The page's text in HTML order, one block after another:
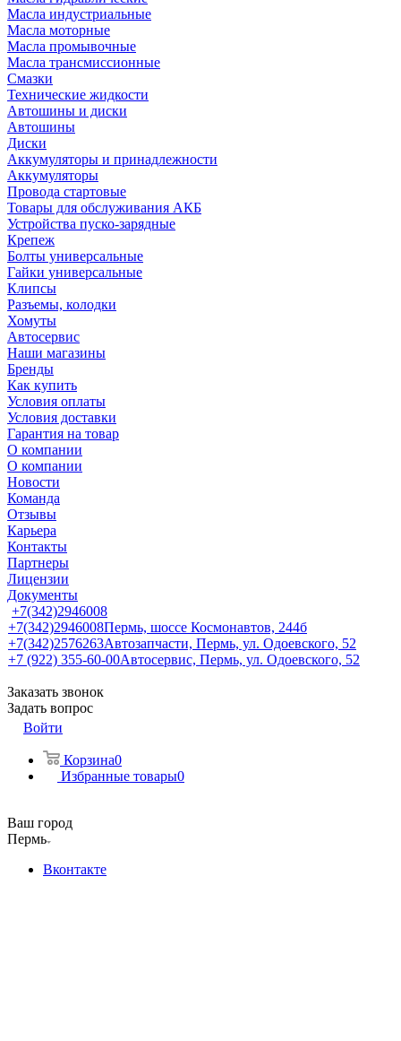
Масла индустриальные
Масла моторные
Масла промывочные
Масла трансмиссионные
Смазки
Технические жидкости
Автошины и диски
Автошины
Диски
Аккумуляторы и принадлежности
Аккумуляторы
Провода стартовые
Товары для обслуживания АКБ
Устройства пуско-зарядные
Крепеж
Болты универсальные
Гайки универсальные
Клипсы
Разъемы, колодки
Хомуты
Автосервис
Наши магазины
Бренды
Как купить
Условия оплаты
Условия доставки
Гарантия на товар
О компании
О компании
Новости
Команда
Отзывы
Карьера
Контакты
Партнеры
Лицензии
Документы
+7(342)2946008
+7(342)2946008Пермь, шоссе Космонавтов, 244б
+7(342)2576263Автозапчасти, Пермь, ул. Одоевского, 52
+7 (922) 355-60-00Автосервис, Пермь, ул. Одоевского, 52
Заказать звонок
Задать вопрос
Войти
Корзина0
Избранные товары0
Ваш город
Пермь
Вконтакте